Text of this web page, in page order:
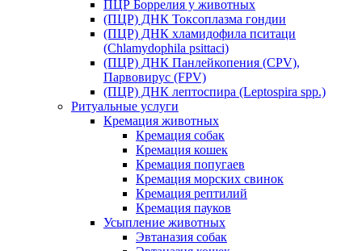
ПЦР Боррелия у животных
(ПЦР) ДНК Токсоплазма гондии
(ПЦР) ДНК хламидофила пситаци
(Chlamydophila psittaci)
(ПЦР) ДНК Панлейкопения (CPV),
Парвовирус (FPV)
(ПЦР) ДНК лептоспира (Leptospira spp.)
Ритуальные услуги
Кремация животных
Кремация собак
Кремация кошек
Кремация попугаев
Кремация морских свинок
Кремация рептилий
Кремация пауков
Усыпление животных
Эвтаназия собак